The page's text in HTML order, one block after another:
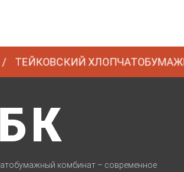
ХЛОПЧАТОБУМАЖНЫЙ
комбинат – современное